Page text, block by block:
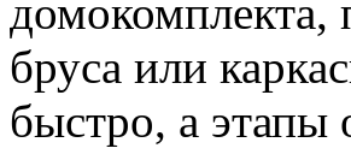
домокомплекта,
бруса или
быстро, а этапы